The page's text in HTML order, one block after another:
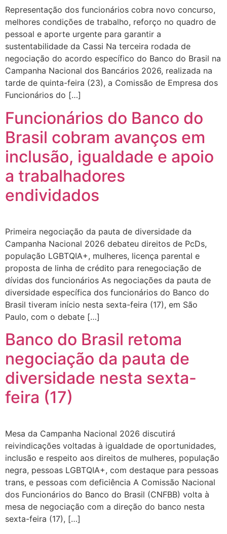
Representação dos funcionários cobra novo concurso,
melhores condições de trabalho, reforço no quadro de
pessoal e aporte urgente para garantir a
sustentabilidade da Cassi Na terceira rodada de
negociação do acordo específico do Banco do Brasil na
Campanha Nacional dos Bancários 2026, realizada na
tarde de quinta-feira (23), a Comissão de Empresa dos
Funcionários do […]
Funcionários do Banco do
Brasil cobram avanços em
inclusão, igualdade e apoio
a trabalhadores
endividados
Primeira negociação da pauta de diversidade da
Campanha Nacional 2026 debateu direitos de PcDs,
população LGBTQIA+, mulheres, licença parental e
proposta de linha de crédito para renegociação de
dívidas dos funcionários As negociações da pauta de
diversidade específica dos funcionários do Banco do
Brasil tiveram início nesta sexta-feira (17), em São
Paulo, com o debate […]
Banco do Brasil retoma
negociação da pauta de
diversidade nesta sexta-
feira (17)
Mesa da Campanha Nacional 2026 discutirá
reivindicações voltadas à igualdade de oportunidades,
inclusão e respeito aos direitos de mulheres, população
negra, pessoas LGBTQIA+, com destaque para pessoas
trans, e pessoas com deficiência A Comissão Nacional
dos Funcionários do Banco do Brasil (CNFBB) volta à
mesa de negociação com a direção do banco nesta
sexta-feira (17), […]